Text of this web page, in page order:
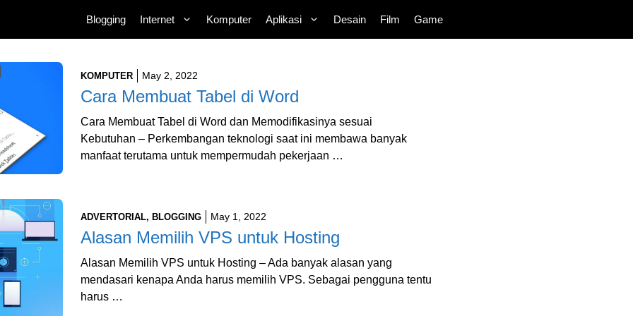
Blogging Internet Komputer Aplikasi Desain Film Game
KOMPUTER May 2, 2022
Cara Membuat Tabel di Word
Cara Membuat Tabel di Word dan Memodifikasinya sesuai
Kebutuhan – Perkembangan teknologi saat ini membawa banyak
manfaat terutama untuk mempermudah pekerjaan …
ADVERTORIAL, BLOGGING May 1, 2022
Alasan Memilih VPS untuk Hosting
Alasan Memilih VPS untuk Hosting – Ada banyak alasan yang
mendasari kenapa Anda harus memilih VPS. Sebagai pengguna tentu
harus …